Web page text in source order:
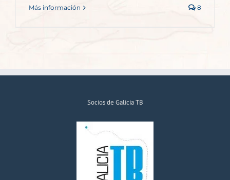
Más información 8
Socios de Galicia TB